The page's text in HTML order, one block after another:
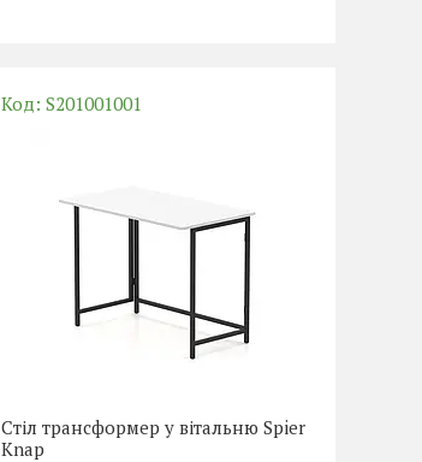
S201001001
Стіл трансформер у вітальню Spier
Knap